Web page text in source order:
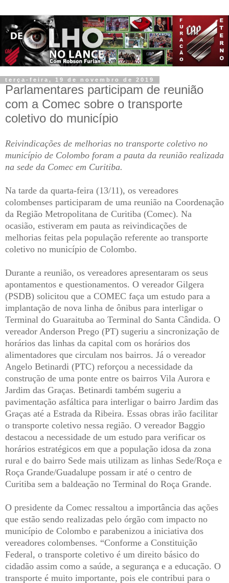
terça-feira, 19 de novembro de 2019
Parlamentares participam de reunião
com a Comec sobre o transporte
coletivo do município
Reivindicações de melhorias no transporte coletivo no
município de Colombo foram a pauta da reunião realizada
na sede da Comec em Curitiba.
Na tarde da quarta-feira (13/11), os vereadores
colombenses participaram de uma reunião na Coordenação
da Região Metropolitana de Curitiba (Comec). Na
ocasião, estiveram em pauta as reivindicações de
melhorias feitas pela população referente ao transporte
coletivo no município de Colombo.
Durante a reunião, os vereadores apresentaram os seus
apontamentos e questionamentos. O vereador Gilgera
(PSDB) solicitou que a COMEC faça um estudo para a
implantação de nova linha de ônibus para interligar o
Terminal do Guaraituba ao Terminal do Santa Cândida. O
vereador Anderson Prego (PT) sugeriu a sincronização de
horários das linhas da capital com os horários dos
alimentadores que circulam nos bairros. Já o vereador
Angelo Betinardi (PTC) reforçou a necessidade da
construção de uma ponte entre os bairros Vila Aurora e
Jardim das Graças. Betinardi também sugeriu a
pavimentação asfáltica para interligar o bairro Jardim das
Graças até a Estrada da Ribeira. Essas obras irão facilitar
o transporte coletivo nessa região. O vereador Baggio
destacou a necessidade de um estudo para verificar os
horários estratégicos em que a população idosa da zona
rural e do bairro Sede mais utilizam as linhas Sede/Roça e
Roça Grande/Guadalupe possam ir até o centro de
Curitiba sem a baldeação no Terminal do Roça Grande.
O presidente da Comec ressaltou a importância das ações
que estão sendo realizadas pelo órgão com impacto no
município de Colombo e parabenizou a iniciativa dos
vereadores colombenses. “Conforme a Constituição
Federal, o transporte coletivo é um direito básico do
cidadão assim como a saúde, a segurança e a educação. O
transporte é muito importante, pois ele contribui para o